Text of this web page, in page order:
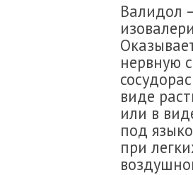
Валидол
нервную
виде
или в
под
при